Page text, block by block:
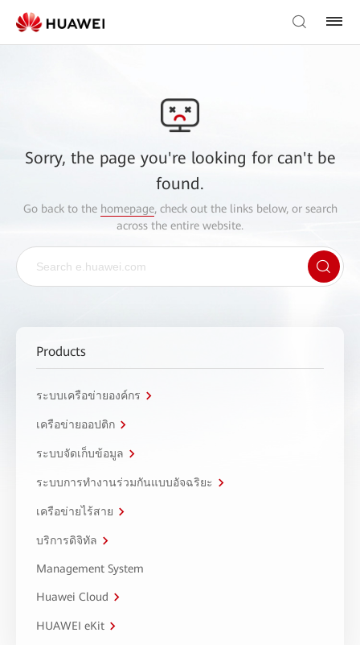
Sorry, the page you're looking for can't be
found.
Go back to the homepage, check out the links below, or search
across the entire website.
Products
ระบบเครือข่ายองค์กร
เครือข่ายออปติก
ระบบจัดเก็บข้อมูล
ระบบการทำงานร่วมกันแบบอัจฉริยะ
เครือข่ายไร้สาย
บริการดิจิทัล
Management System
Huawei Cloud
HUAWEI eKit